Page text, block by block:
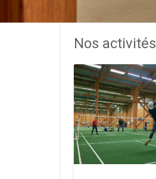
Nos activités